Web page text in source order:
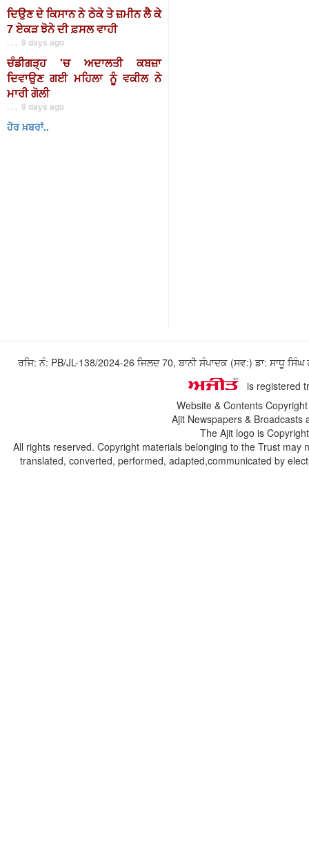
ਦਿਉਣ ਦੇ ਕਿਸਾਨ ਨੇ ਠੇਕੇ ਤੇ ਜ਼ਮੀਨ ਲੈ ਕੇ
7 ਏਕੜ ਝੋਨੇ ਦੀ ਫ਼ਸਲ ਵਾਹੀ
. . . 9 days ago
ਚੰਡੀਗੜ੍ਹ 'ਚ ਅਦਾਲਤੀ ਕਬਜ਼ਾ
ਦਿਵਾਉਣ ਗਈ ਮਹਿਲਾ ਨੂੰ ਵਕੀਲ ਨੇ
ਮਾਰੀ ਗੋਲੀ
. . . 9 days ago
ਹੋਰ ਖ਼ਬਰਾਂ..
ਰਜਿ: ਨੰ: PB/JL-138/2024-26 ਜਿਲਦ 70, ਬਾਨੀ ਸੰਪਾਦਕ (ਸਵ:) ਡਾ: ਸਾਧੂ
is registered
Website & Contents
Ajit Newspapers &
The Ajit logo is
All rights reserved. Copyright materials belonging to the Trust
translated, converted, performed, adapted,communicated by